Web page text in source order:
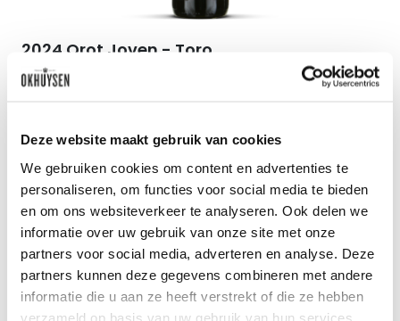
Deze website maakt gebruik van cookies
We gebruiken cookies om content en advertenties te
personaliseren, om functies voor social media te bieden
en om ons websiteverkeer te analyseren. Ook delen we
informatie over uw gebruik van onze site met onze
partners voor social media, adverteren en analyse. Deze
partners kunnen deze gegevens combineren met andere
informatie die u aan ze heeft verstrekt of die ze hebben
verzameld op basis van uw gebruik van hun services.
2024 Orot Joven - Toro
Bodegas Toresanas
8.40 per enkele fles